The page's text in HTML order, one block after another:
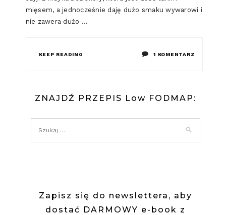
mięsem, a jednocześnie daję dużo smaku wywarowi i
nie zawera dużo …
KEEP READING 1 KOMENTARZ
GLUTENU
ZNAJDŹ PRZEPIS Low FODMAP:
Zapisz się do newslettera, aby
dostać DARMOWY e-book z